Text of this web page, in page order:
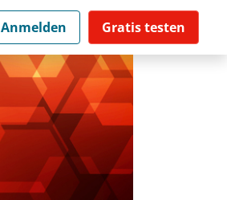
Anmelden Gratis testen